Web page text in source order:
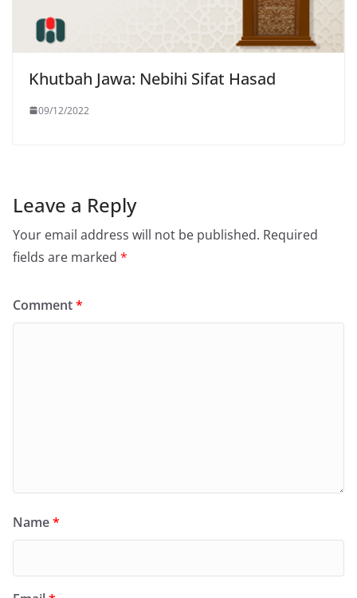
Khutbah Jawa: Nebihi Sifat Hasad
09/12/2022
Leave a Reply
Your email address will not be published. Required
fields are marked *
Comment*
Name*